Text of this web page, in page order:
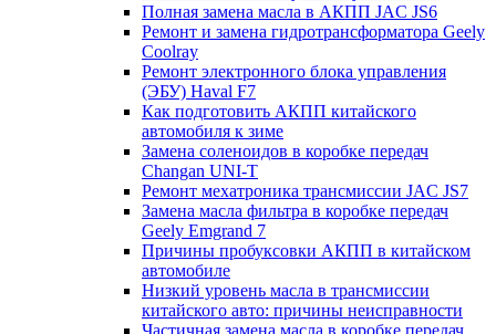
Полная замена масла в АКПП JAC JS6
Ремонт и замена гидротрансформатора Geely
Coolray
Ремонт электронного блока управления
(ЭБУ) Haval F7
Как подготовить АКПП китайского
автомобиля к зиме
Замена соленоидов в коробке передач
Changan UNI-T
Ремонт мехатроника трансмиссии JAC JS7
Замена масла фильтра в коробке передач
Geely Emgrand 7
Причины пробуксовки АКПП в китайском
автомобиле
Низкий уровень масла в трансмиссии
китайского авто: причины неисправности
Частичная замена масла в коробке передач